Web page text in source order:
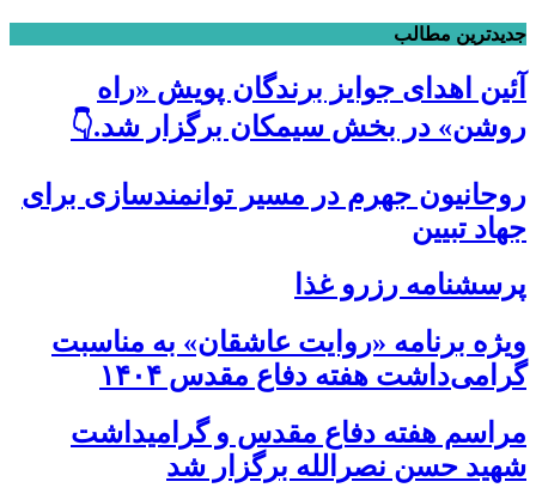
جدیدترین مطالب
آئین اهدای جوایز برندگان پویش «راه
روشن» در بخش سیمکان برگزار شد.👇
روحانیون جهرم در مسیر توانمندسازی برای
جهاد تبیین
پرسشنامه رزرو غذا
ویژه برنامه «روایت عاشقان» به مناسبت
گرامی‌داشت هفته دفاع مقدس ۱۴۰۴
مراسم هفته دفاع مقدس و گرامیداشت
شهید حسن نصرالله برگزار شد